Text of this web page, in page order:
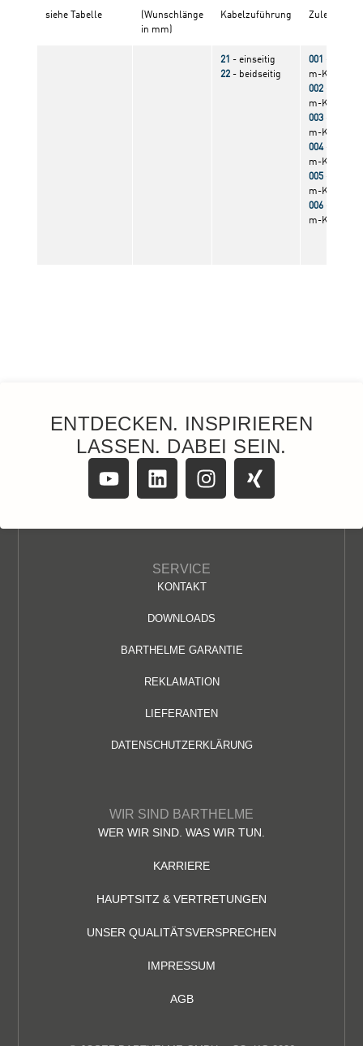
ENTDECKEN. INSPIRIEREN
LASSEN. DABEI SEIN.
SERVICE
KONTAKT
DOWNLOADS
BARTHELME GARANTIE
REKLAMATION
LIEFERANTEN
DATENSCHUTZERKLÄRUNG
WIR SIND BARTHELME
WER WIR SIND. WAS WIR TUN.
KARRIERE
HAUPTSITZ & VERTRETUNGEN
UNSER QUALITÄTSVERSPRECHEN
IMPRESSUM
AGB